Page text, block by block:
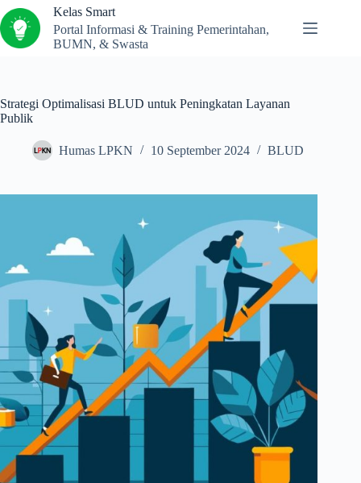
Kelas Smart
Portal Informasi & Training Pemerintahan,
BUMN, & Swasta
Strategi Optimalisasi BLUD untuk Peningkatan Layanan
Publik
Humas LPKN 10 September 2024 BLUD